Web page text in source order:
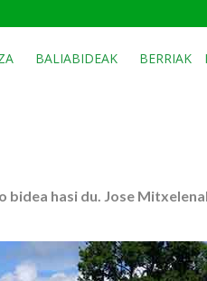
BALIABIDEAK BERRIAK
hasi du. Jose